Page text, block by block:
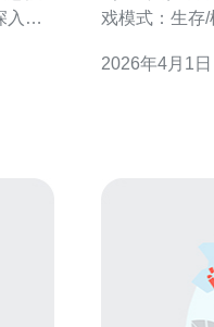
入探
戏模式：生存
台玩家延迟
2026年4月1日